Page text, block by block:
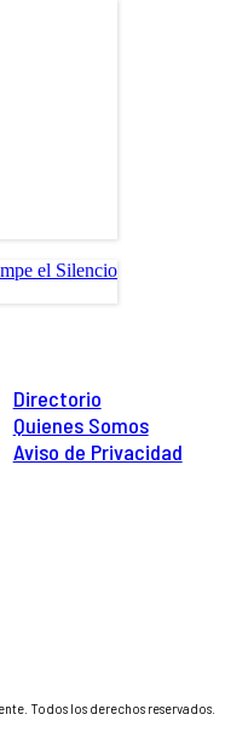
el Silencio
Directorio
Quienes Somos
Aviso de Privacidad
Todos los derechos reservados.